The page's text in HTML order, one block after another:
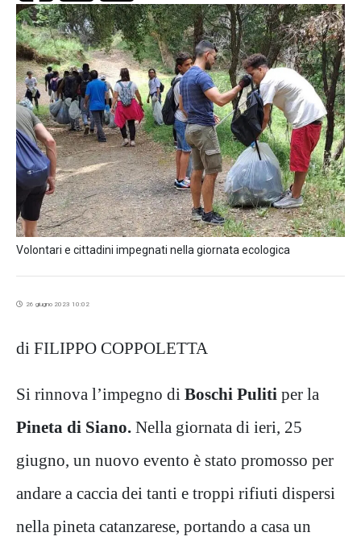
Volontari e cittadini impegnati nella giornata ecologica
26 giugno 2023 10:02
di FILIPPO COPPOLETTA
Si rinnova l’impegno di Boschi Puliti per la
Pineta di Siano. Nella giornata di ieri, 25
giugno, un nuovo evento è stato promosso per
andare a caccia dei tanti e troppi rifiuti dispersi
nella pineta catanzarese, portando a casa un